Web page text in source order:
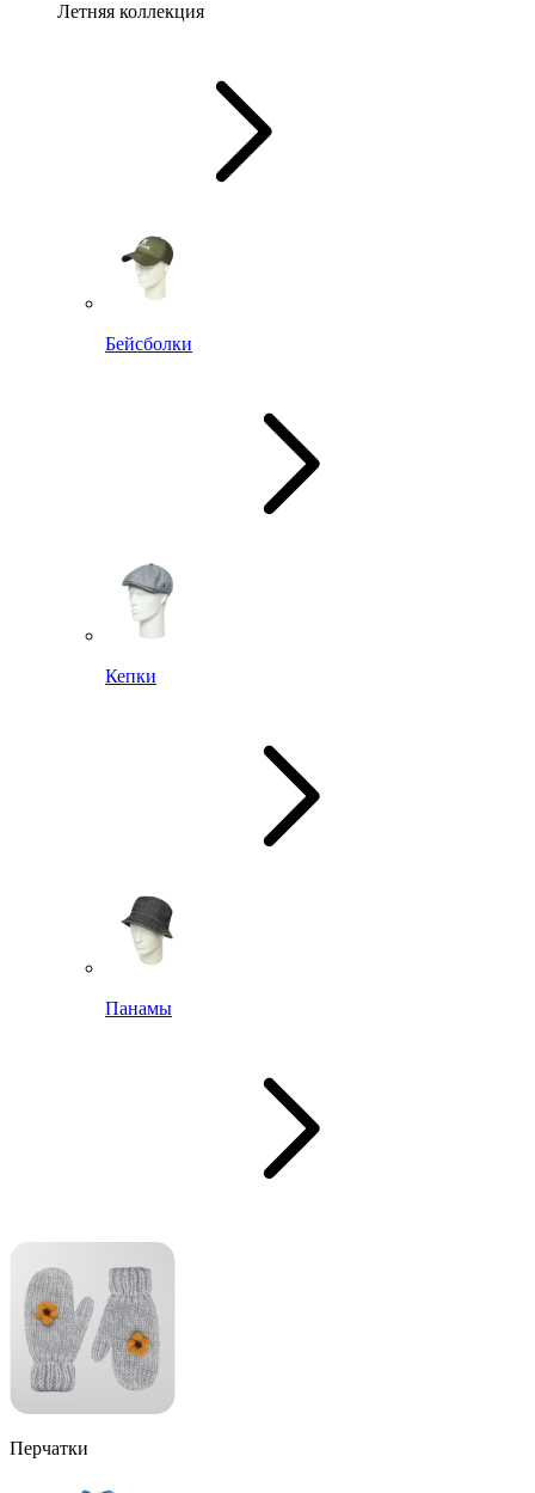
Летняя коллекция
Бейсболки
Кепки
Панамы
Перчатки